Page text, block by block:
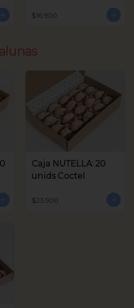
$16.900
Caja NUTELLA: 20
unids Coctel
$23.900